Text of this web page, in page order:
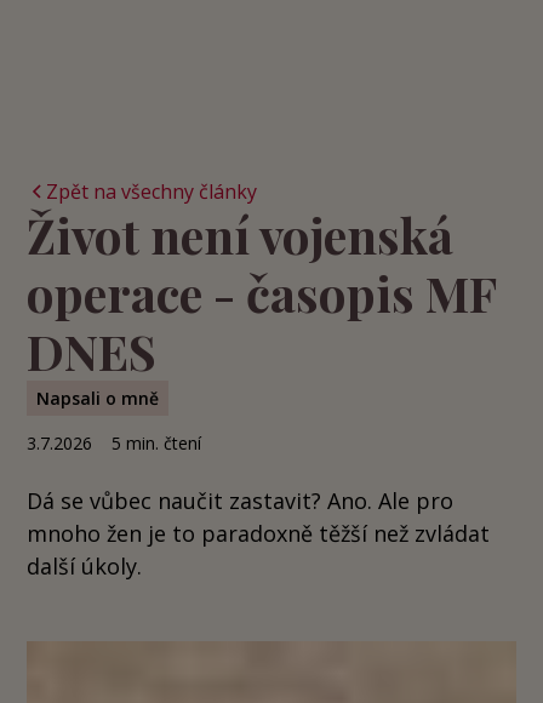
Zpět na všechny články
Život není vojenská
operace - časopis MF
DNES
Napsali o mně
3.7.2026
5 min. čtení
Dá se vůbec naučit zastavit? Ano. Ale pro
mnoho žen je to paradoxně těžší než zvládat
další úkoly.